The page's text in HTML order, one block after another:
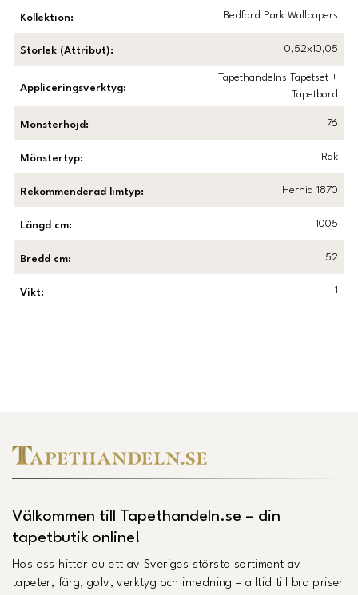
Kollektion: Bedford Park Wallpapers
Storlek (Attribut): 0,52x10,05
Appliceringsverktyg:
Tapethandelns Tapetset +
Tapetbord
Mönsterhöjd : 76
Mönstertyp: Rak
Rekommenderad limtyp: Hernia 1870
Längd cm: 1005
Bredd cm: 52
Vikt: 1
Välkommen till Tapethandeln.se – din
tapetbutik online!
Hos oss hittar du ett av Sveriges största sortiment av
tapeter, färg, golv, verktyg och inredning – alltid till bra priser